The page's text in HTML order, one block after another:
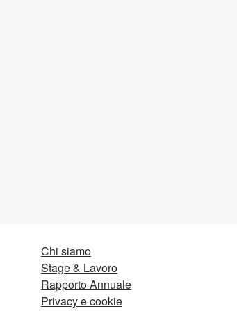
Chi siamo
Stage & Lavoro
Rapporto Annuale
Privacy e cookie